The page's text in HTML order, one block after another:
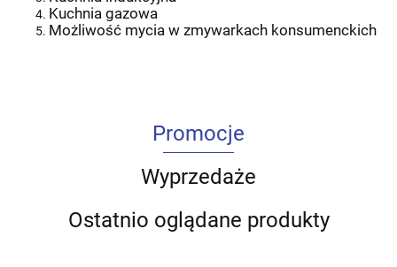
Kuchnia gazowa
Możliwość mycia w zmywarkach konsumenckich
Promocje
Wyprzedaże
Ostatnio oglądane produkty